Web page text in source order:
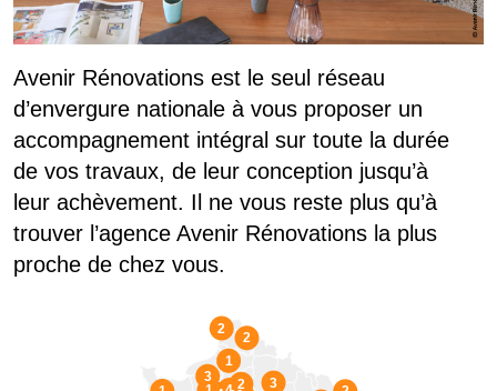
Avenir Rénovations est le seul réseau
d’envergure nationale à vous proposer un
accompagnement intégral sur toute la durée
de vos travaux, de leur conception jusqu’à
leur achèvement. Il ne vous reste plus qu’à
trouver l’agence Avenir Rénovations la plus
proche de chez vous.
3
2
2
2
3
1